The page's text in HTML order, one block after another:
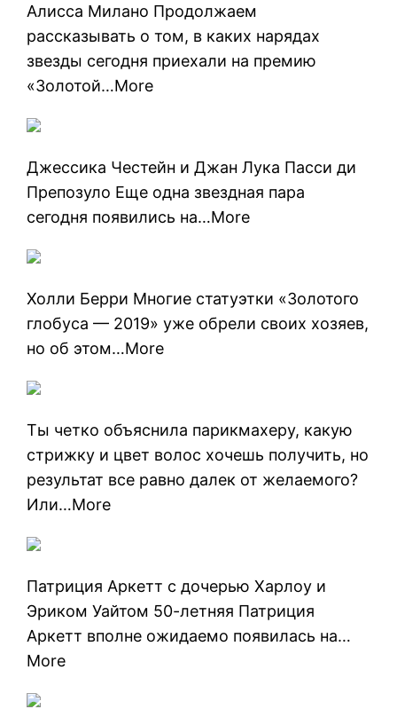
Алисса Милано Продолжаем
рассказывать о том, в каких нарядах
звезды сегодня приехали на премию
«Золотой…More
Джессика Честейн и Джан Лука Пасси ди
Препозуло Еще одна звездная пара
сегодня появились на…More
Холли Берри Многие статуэтки «Золотого
глобуса — 2019» уже обрели своих хозяев,
но об этом…More
Ты четко объяснила парикмахеру, какую
стрижку и цвет волос хочешь получить, но
результат все равно далек от желаемого?
Или…More
Патриция Аркетт с дочерью Харлоу и
Эриком Уайтом 50-летняя Патриция
Аркетт вполне ожидаемо появилась на…
More